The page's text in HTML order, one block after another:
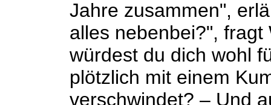
Jahre zusammen",
alles nebenbei?", fragt
würdest du dich wohl
plötzlich mit einem
verschwindet? – Und